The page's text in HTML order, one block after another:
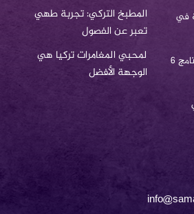
في
التسوق في اسطنبول برنامج 6
المطبخ التركي: تجربة طهي
تعبر عن الفصول
لمحبي المغامرات تركيا هي
الوجهة الأفضل